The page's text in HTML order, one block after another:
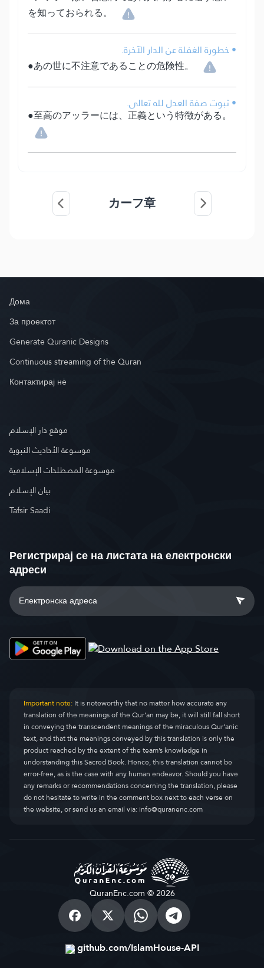
を知っておられる。
• خطورة الغفلة عن الدار الآخرة.
●あの世に不注意であることの危険性。
• ثبوت صفة العدل لله تعالى.
●至高のアッラーには、正義という特徴がある。
カーフ章
Дома
За проектот
Generate Quranic Designs
Continuous streaming of the Quran
Контактирај нè
موقع دار الإسلام
موسوعة الأحاديث النبوية
موسوعة المصطلحات الإسلامية
بيان الإسلام
Tafsir Saadi
Регистрирај се на листата на електронски
адреси
Important note:It is noteworthy that no matter how accurate any
translation of the meanings of the Qur’an may be, it will still fall short
in conveying the transcendent meanings of the miraculous Qur’anic
text, and that the meanings conveyed by this translation is only the
product reached by the extent of the team’s knowledge in
understanding this Sacred Book. Hence, this translation cannot be
error-free, as is the case with any human endeavor. Should you have
any remarks or recommendations concerning the translation, please
do not hesitate to write in the comment box next to each verse on
the website, or send us an email via:info@quranenc.com
QuranEnc.com © 2026
github.com/IslamHouse-API